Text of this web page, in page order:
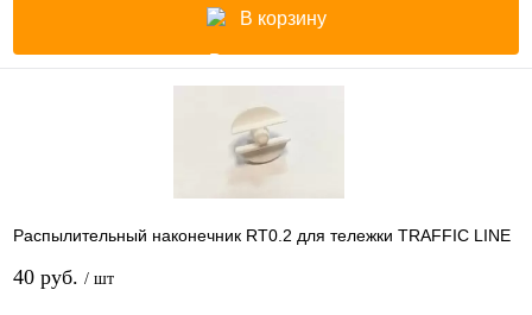
В корзину
Распылительный наконечник RT0.2 для тележки TRAFFIC LINE
40 руб. / шт